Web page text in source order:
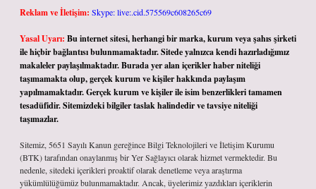
Reklam ve İletişim: Skype: live:.cid.575569c608265c69
Yasal Uyarı: Bu internet sitesi, herhangi bir marka, kurum veya şahıs şirketi
ile hiçbir bağlantısı bulunmamaktadır. Sitede yalnızca kendi hazırladığımız
makaleler paylaşılmaktadır. Burada yer alan içerikler haber niteliği
taşımamakta olup, gerçek kurum ve kişiler hakkında paylaşım
yapılmamaktadır. Gerçek kurum ve kişiler ile isim benzerlikleri tamamen
tesadüfidir. Sitemizdeki bilgiler taslak halindedir ve tavsiye niteliği
taşımazlar.
Sitemiz, 5651 Sayılı Kanun gereğince Bilgi Teknolojileri ve İletişim Kurumu
(BTK) tarafından onaylanmış bir Yer Sağlayıcı olarak hizmet vermektedir. Bu
nedenle, sitedeki içerikleri proaktif olarak denetleme veya araştırma
yükümlülüğümüz bulunmamaktadır. Ancak, üyelerimiz yazdıkları içeriklerin